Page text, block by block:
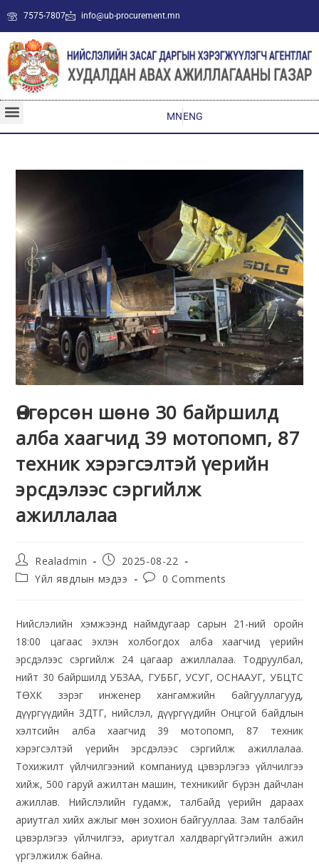
7575-7807 info@ub-procurement.mn
MNENG
Өнгөрсөн шөнө 30 байршилд
алба хаагчид 39 мотопомп, 87
техник хэрэгсэлтэй үерийн
эрсдэлээс сэргийлж
ажиллалаа
Realadmin
2025-08-22
Үйл явдлын мэдээ
0 Comments
Нийслэлийн хэмжээнд наймдугаар сарын 21-ний оройн
18:00 цагаас эхлэн холбогдох алба хаагчид үерийн
эрсдэлээс сэргийлж 24 цагаар ажиллалаа. Тодруулбал,
нийт 30 байршилд УБЗАА, ГУББГ, УСУГ, ОСНААУГ, УБЦТС
ТӨХК зэрэг инженер хангамжийн байгууллагууд,
дүүргүүдийн ЗДТГ, нийслэл, дүүргүүдийн Онцгой байдлын
хэлтсийн алба хаагчид 39 мотопомп, 87 техник
хэрэгсэлтэй үерийн эрсдэлээс сэргийлж ажиллалаа.
Тохижилт үйлчилгээний компаниуд цэвэрлэгээ үйлчилгээ
хийж, 500 гаруй ажилтан машин, техникийг бүрэн дайчлан
ажиллав. Нийслэлийн гудамж, талбайд үерийн дараах
ариутгал хийх ажлыг мөн зохион байгууллаа. Зам талбайн
цэвэрлэгээ үйлчилгээ, ариутгал халдваргүйтгэлийн ажил
үргэлжилж байна.